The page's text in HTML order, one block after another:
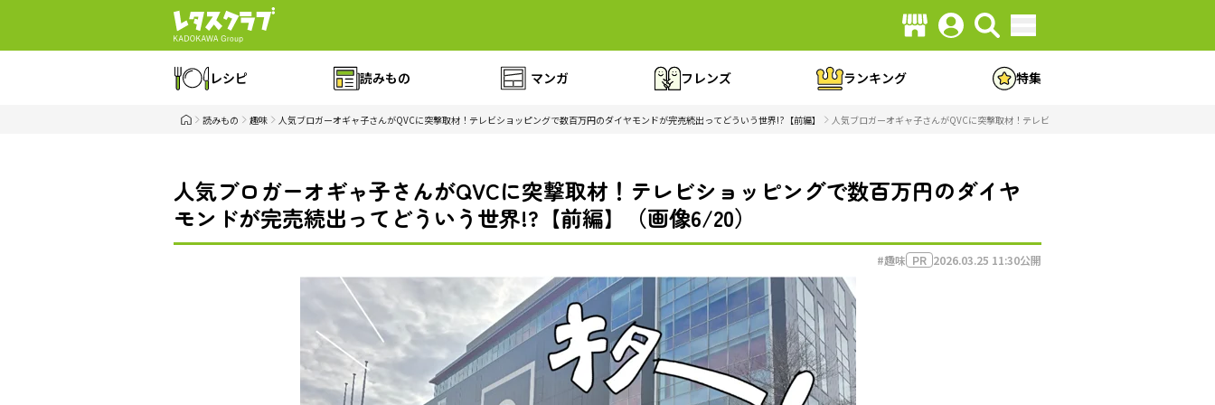
レシピ 読みもの マンガ フレンズ ランキング 特集
読みもの 趣味 人気ブロガーオギャ子さんがQVCに突撃取材！テレビショッピングで数百万円のダイヤモンドが完売続出ってどういう世界!?【前編】 人気ブロガーオギャ子さんがQVCに突撃取材！テレビショッピングで数百万円のダイヤモン
人気ブロガーオギャ子さんがQVCに突撃取材！テレビショッピングで数百万円のダイヤ
モンドが完売続出ってどういう世界!?【前編】（画像6/20）
#趣味 PR 2026.03.25 11:30公開